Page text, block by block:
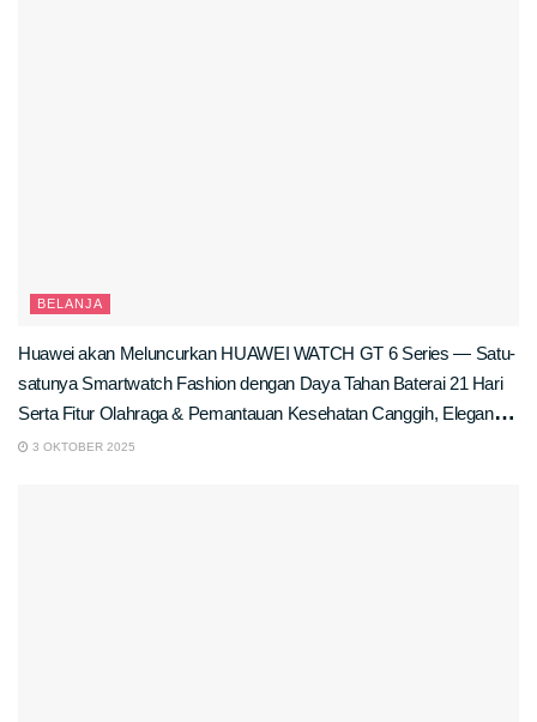
BELANJA
Huawei akan Meluncurkan HUAWEI WATCH GT 6 Series — Satu-
satunya Smartwatch Fashion dengan Daya Tahan Baterai 21 Hari
Serta Fitur Olahraga & Pemantauan Kesehatan Canggih, Elegan di
Kantor, Tangguh di Lapangan
3 OKTOBER 2025